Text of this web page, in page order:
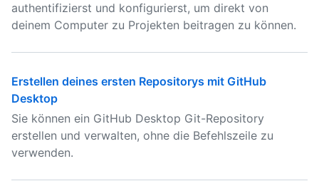
authentifizierst und konfigurierst, um direkt von
deinem Computer zu Projekten beitragen zu können.
Erstellen deines ersten Repositorys mit GitHub
Desktop
Sie können ein GitHub Desktop Git-Repository
erstellen und verwalten, ohne die Befehlszeile zu
verwenden.